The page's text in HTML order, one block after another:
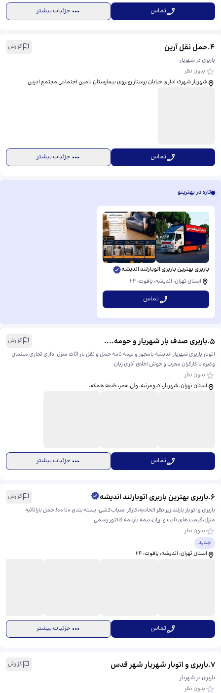
تماس جزئیات بیشتر
4
.حمل نقل آرین
گزارش
باربری در شهریار
بدون نظر
شهریار شهرک اداری خیابان پرستار روبروی بیمارستان تامین اجتماعی مجتمع ادرین
تماس جزئیات بیشتر
تازه در بهترینو
باربری بهترین باربری اتوبارلند اندیشه
استان تهران، اندیشه، یاقوت، ​۲۴
تماس
5
.باربری صدف بار شهریار و حومه....
گزارش
اتوبار باربری شهریار اندیشه بامجوز و بیمه نامه حمل و نقل بار اثاث منزل اداری تجاری مبلمان
وغیره با کارگران مجرب و خوش اخلاق آذری زبان
بدون نظر
استان تهران، شهریار، کیومرثیه، ولی عصر، ​طبقه همکف
تماس جزئیات بیشتر
6
.باربری بهترین باربری اتوبارلند اندیشه
گزارش
باربری و اتوبار بارلند،زیر نظر اتحادیه،کارگر اسباب‌کشی، بسته بندی 0تا 100،حمل باراثاثیه
منزل،قیمت های ثابت و ارزان،بیمه بارنامه فاکتور رسمی
بدون نظر
جدید
استان تهران، اندیشه، یاقوت، ​۲۴
تماس جزئیات بیشتر
7
.باربری و اتوبار شهریار شهر قدس
گزارش
باربری در شهریار
بدون نظر